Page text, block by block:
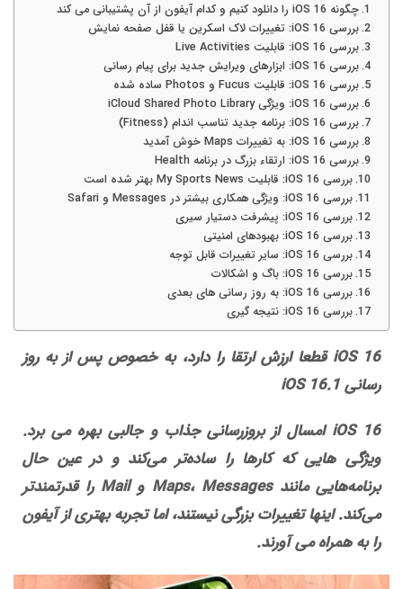
چگونه iOS 16 را دانلود کنیم و کدام آیفون از آن پشتیبانی می کند
بررسی iOS 16: تغییرات لاک اسکرین یا قفل صفحه نمایش
بررسی iOS 16: قابلیت Live Activities
بررسی iOS 16: ابزارهای ویرایش جدید برای پیام رسانی
بررسی iOS 16: قابلیت Fucus و Photos ساده شده
بررسی iOS 16: ویژگی iCloud Shared Photo Library
بررسی iOS 16: برنامه جدید تناسب اندام (Fitness)
بررسی iOS 16: به تغییرات Maps خوش آمدید
بررسی iOS 16: ارتقاء بزرگ در برنامه Health
بررسی iOS 16: قابلیت My Sports News بهتر شده است
بررسی iOS 16: ویژگی‌ همکاری بیشتر در Messages و Safari
بررسی iOS 16: پیشرفت دستیار سیری
بررسی iOS 16: بهبودهای امنیتی
بررسی iOS 16: سایر تغییرات قابل توجه
بررسی iOS 16: باگ و اشکالات
بررسی iOS 16: به روز رسانی های بعدی
بررسی iOS 16: نتیجه گیری
iOS 16 قطعا ارزش ارتقا را دارد، به خصوص پس از به روز
رسانی iOS 16.1
iOS 16 امسال از بروزرسانی جذاب و جالبی بهره می برد.
ویژگی‌ هایی که کارها را ساده‌تر می‌کند و در عین حال
برنامه‌هایی مانند Maps، Messages و Mail را قدرتمندتر
می‌کند. اینها تغییرات بزرگی نیستند، اما تجربه بهتری از آیفون
را به همراه می آورند.